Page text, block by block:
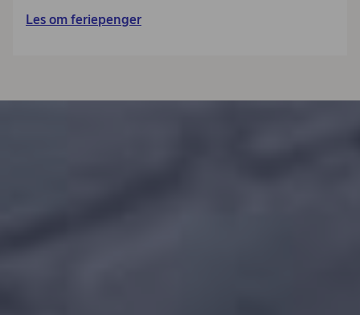
Les om feriepenger